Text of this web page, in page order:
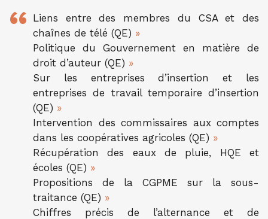
Liens entre des membres du CSA et des
chaînes de télé (QE) »
Politique du Gouvernement en matière de
droit d’auteur (QE) »
Sur les entreprises d’insertion et les
entreprises de travail temporaire d’insertion
(QE) »
Intervention des commissaires aux comptes
dans les coopératives agricoles (QE) »
Récupération des eaux de pluie, HQE et
écoles (QE) »
Propositions de la CGPME sur la sous-
traitance (QE) »
Chiffres précis de l’alternance et de